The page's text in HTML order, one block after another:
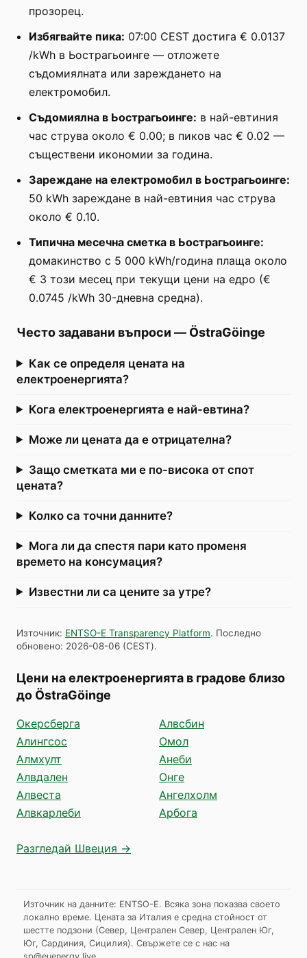
прозорец.
Избягвайте пика: 07:00 CEST достига € 0.0137
/kWh в Ьострагьоинге — отложете
съдомиялната или зареждането на
електромобил.
Съдомиялна в Ьострагьоинге: в най-евтиния
час струва около € 0.00; в пиков час € 0.02 —
съществени икономии за година.
Зареждане на електромобил в Ьострагьоинге:
50 kWh зареждане в най-евтиния час струва
около € 0.10.
Типична месечна сметка в Ьострагьоинге:
домакинство с 5 000 kWh/година плаща около
€ 3 този месец при текущи цени на едро (€
0.0745 /kWh 30-дневна средна).
Често задавани въпроси — ÖstraGöinge
Как се определя цената на
електроенергията?
Кога електроенергията е най-евтина?
Може ли цената да е отрицателна?
Защо сметката ми е по-висока от спот
цената?
Колко са точни данните?
Мога ли да спестя пари като променя
времето на консумация?
Известни ли са цените за утре?
Източник: ENTSO-E Transparency Platform. Последно
обновено: 2026-08-06 (CEST).
Цени на електроенергията в градове близо
до ÖstraGöinge
Окерсберга
Алингсос
Алмхулт
Алвдален
Алвеста
Алвкарлеби
Алвсбин
Омол
Анеби
Онге
Ангелхолм
Арбога
Разгледай Швеция →
Източник на данните: ENTSO-E. Всяка зона показва своето
локално време. Цената за Италия е средна стойност от
шестте подзони (Север, Централен Север, Централен Юг,
Юг, Сардиния, Сицилия). Свържете се с нас на